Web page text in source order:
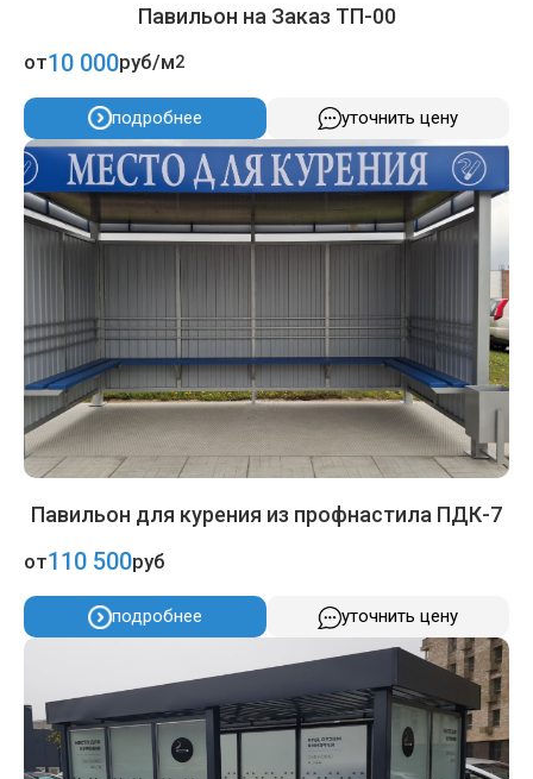
Павильон на Заказ ТП-00
от10 000руб/м2
подробнее уточнить цену
Павильон для курения из профнастила ПДК-7
от110 500руб
подробнее уточнить цену